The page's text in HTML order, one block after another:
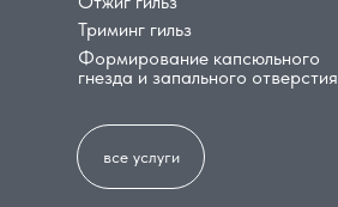
Триминг гильз
Формирование капсюльного
гнезда и запального отверстия
все услуги